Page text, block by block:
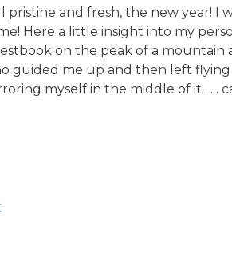
pristine and fresh, the new year! I
Here a little insight into my
on the peak of a mountain
guided me up and then left
myself in the middle of it . . .